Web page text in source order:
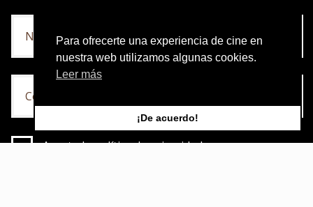
Acepto la política de privacidad
Para ofrecerte una experiencia de cine en
nuestra web utilizamos algunas cookies.
Leer más
¡De acuerdo!